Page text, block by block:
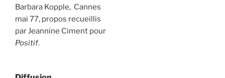
Barbara Kopple, Cannes
mai 77, propos recueillis
par Jeannine Ciment pour
Positif.